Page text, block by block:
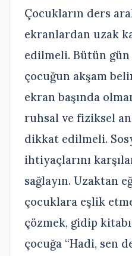
Çocukların ders
ekranlardan uzak
edilmeli. Bütün gün
çocuğun akşam
ekran başında
ruhsal ve fiziksel
dikkat edilmeli.
ihtiyaçlarını
sağlayın. Uzaktan
çocuklara eşlik
çözmek, gidip
çocuğa “Hadi, sen